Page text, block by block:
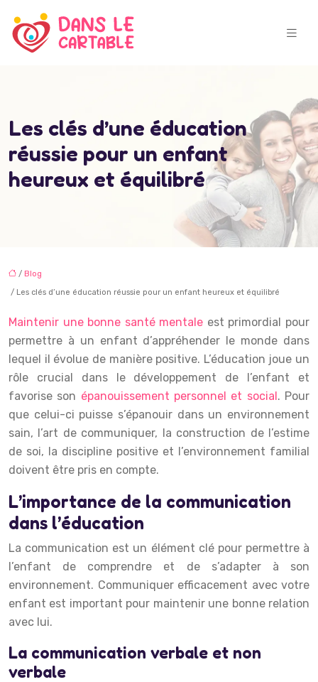
Les clés d’une éducation
réussie pour un enfant
heureux et équilibré
/ Blog
/ Les clés d’une éducation réussie pour un enfant heureux et équilibré
Maintenir une bonne santé mentale est primordial pour
permettre à un enfant d’appréhender le monde dans
lequel il évolue de manière positive. L’éducation joue un
rôle crucial dans le développement de l’enfant et
favorise son épanouissement personnel et social. Pour
que celui-ci puisse s’épanouir dans un environnement
sain, l’art de communiquer, la construction de l’estime
de soi, la discipline positive et l’environnement familial
doivent être pris en compte.
L’importance de la communication
dans l’éducation
La communication est un élément clé pour permettre à
l’enfant de comprendre et de s’adapter à son
environnement. Communiquer efficacement avec votre
enfant est important pour maintenir une bonne relation
avec lui.
La communication verbale et non
verbale